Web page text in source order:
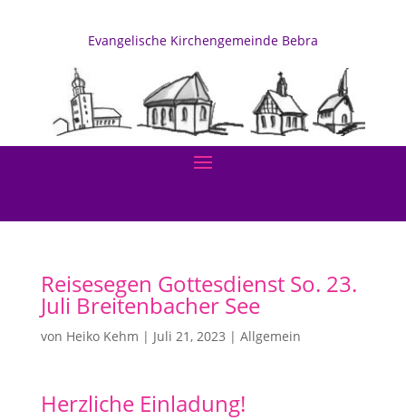
Evangelische Kirchengemeinde Bebra
Reisesegen Gottesdienst So. 23.
Juli Breitenbacher See
von Heiko Kehm | Juli 21, 2023 | Allgemein
Herzliche Einladung!